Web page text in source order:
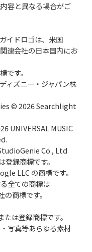
容と異なる場合がご
イドロゴは、米国
連会社の日本国内にお
です。
ィズニー・ジャパン株
© 2026 Searchlight
UNIVERSAL MUSIC
Co., Ltd
録商標です。
LLC の商標です。
全ての商標は
商標です。
は登録商標です。
写真等あらゆる素材